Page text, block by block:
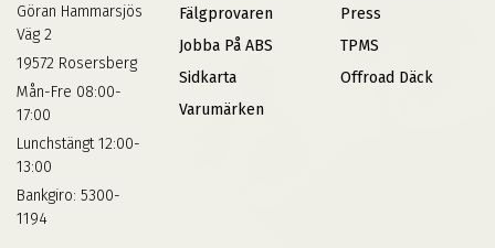
Göran Hammarsjös
Väg 2
19572 Rosersberg
Mån-Fre 08:00-
17:00
Lunchstängt 12:00-
13:00
Bankgiro: 5300-
1194
Fälgprovaren
Jobba På ABS
Sidkarta
Varumärken
Press
TPMS
Offroad Däck